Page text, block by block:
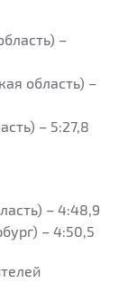
–
область) –
– 5:27,8
– 4:48,9
– 4:50,5